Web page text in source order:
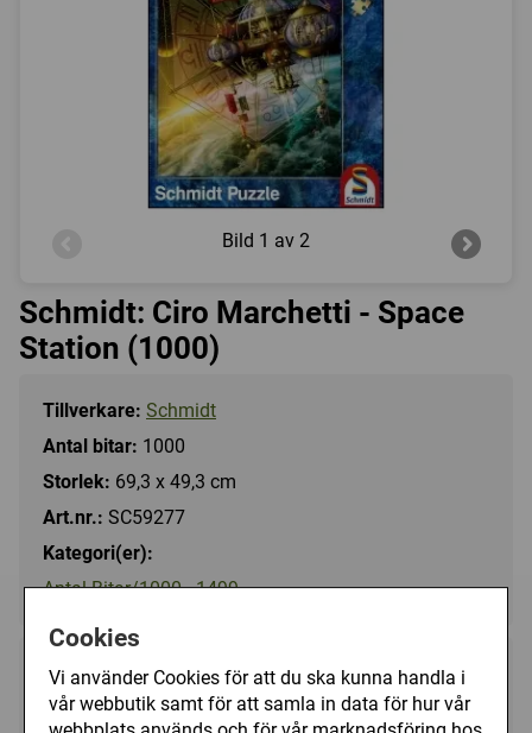
Cookies
Vi använder Cookies för att du ska kunna handla i
vår webbutik samt för att samla in data för hur vår
Bild 1 av 2
Schmidt: Ciro Marchetti - Space
Station (1000)
Tillverkare: Schmidt
Antal bitar: 1000
Storlek: 69,3 x 49,3 cm
Art.nr.: SC59277
Kategori(er):
Antal Bitar/1000 - 1499
169 kr Utgått